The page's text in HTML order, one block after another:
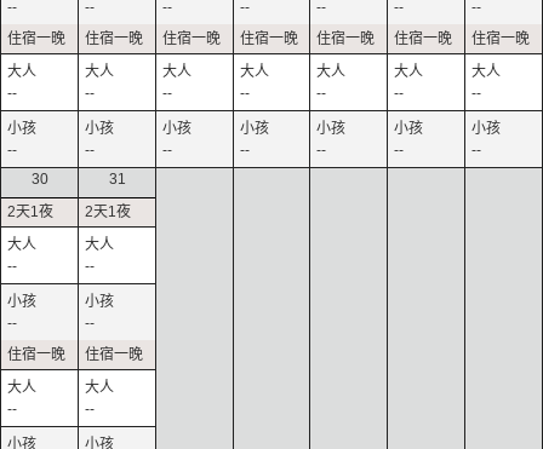
--
--
--
--
--
--
--
--
--
--
--
--
--
--
--
--
--
--
--
--
--
30
--
--
--
31
--
--
--